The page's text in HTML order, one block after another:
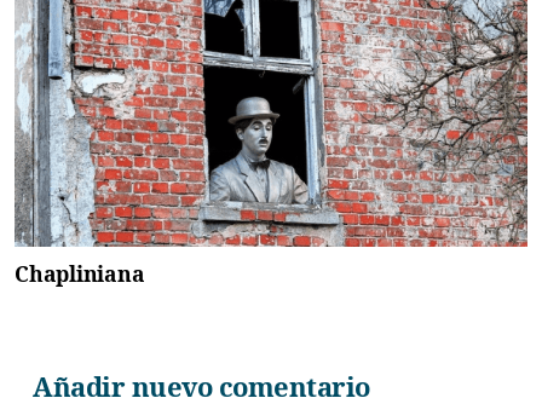
Chapliniana
Añadir nuevo comentario